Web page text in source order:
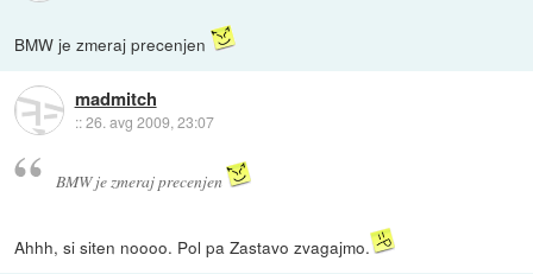
BMW je zmeraj precenjen
madmitch
::26. avg 2009, 23:07
BMW je zmeraj precenjen
Ahhh, si siten noooo. Pol pa Zastavo zvagajmo.